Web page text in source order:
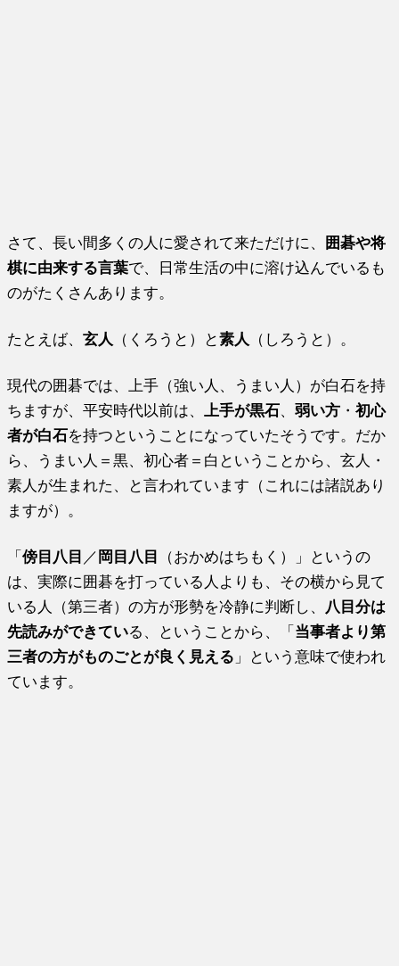
さて、長い間多くの人に愛されて来ただけに、
囲碁や将
棋に由来する言葉で、日常生活の中に溶け込んでいるも
のがたくさんあります。
たとえば、玄人 （くろうと）と素人 （しろうと）。
現代の囲碁では、上手（強い人、うまい人）が白石を持
ちますが、平安時代以前は、
上手が黒石、弱い方 ・初心
者が白石を持つということになっていたそうです。だか
ら、うまい人＝黒、初心者＝白ということから、玄人・
素人が生まれた、と言われています（これには諸説あり
ますが）。
「傍目八目 ／ 岡目八目
（おかめはちもく）」というの
は、実際に囲碁を打っている人よりも、その横から見て
いる人（第三者）の方が形勢を冷静に判断し、 八目分は
先読みができている、ということから、「 当事者より第
三者の方がものごとが良く見える 」という意味で使われ
ています。